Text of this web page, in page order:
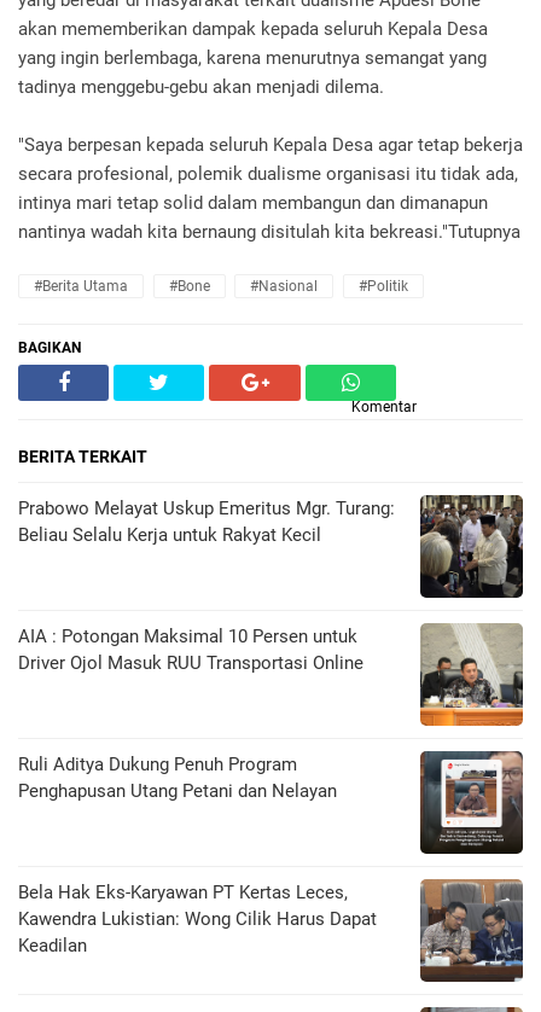
akan mememberikan dampak kepada seluruh Kepala Desa
yang ingin berlembaga, karena menurutnya semangat yang
tadinya menggebu-gebu akan menjadi dilema.
"Saya berpesan kepada seluruh Kepala Desa agar tetap bekerja
secara profesional, polemik dualisme organisasi itu tidak ada,
intinya mari tetap solid dalam membangun dan dimanapun
nantinya wadah kita bernaung disitulah kita bekreasi."Tutupnya
#Berita Utama #Bone #Nasional #Politik
BAGIKAN
Komentar
BERITA TERKAIT
Prabowo Melayat Uskup Emeritus Mgr. Turang:
Beliau Selalu Kerja untuk Rakyat Kecil
AIA : Potongan Maksimal 10 Persen untuk
Driver Ojol Masuk RUU Transportasi Online
Ruli Aditya Dukung Penuh Program
Penghapusan Utang Petani dan Nelayan
Bela Hak Eks-Karyawan PT Kertas Leces,
Kawendra Lukistian: Wong Cilik Harus Dapat
Keadilan